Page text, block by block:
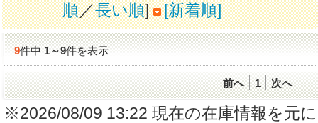
順／長い順] [新着順]
9件中1～9件を表示
前へ 1 次へ
※2026/08/09 13:22 現在の在庫情報を元